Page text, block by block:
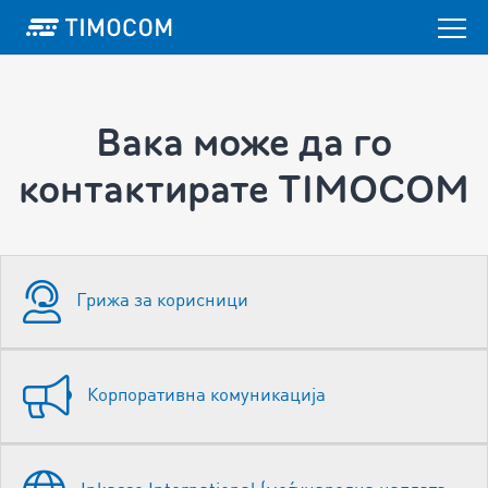
Вака може да го
контактирате TIMOCOM
Грижа за корисници
Корпоративна комуникација